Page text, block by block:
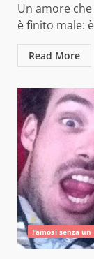
Un amore
è finito male:
Read More
Famosi senza